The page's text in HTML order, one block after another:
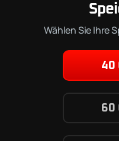
Wählen Sie Ihre
40
60